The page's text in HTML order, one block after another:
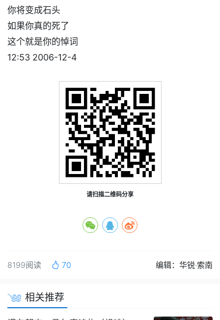
你将变成石头
如果你真的死了
这个就是你的悼词
12:53 2006-12-4
请扫描二维码分享
8199阅读 70 编辑：华锐·索南
相关推荐